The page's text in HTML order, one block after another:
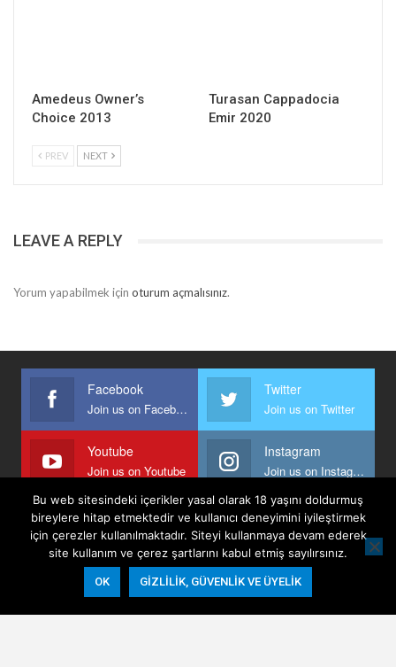
Amedeus Owner’s
Choice 2013
Turasan Cappadocia
Emir 2020
PREV NEXT
LEAVE A REPLY
Yorum yapabilmek için oturum açmalısınız.
Facebook
Join us on Facebook
Twitter
Join us on Twitter
Youtube
Join us on Youtube
Instagram
Join us on Instagram
Anasayfa Keyfi Yazanlar İletişim
Şartlar Ve Koşullar
Gizlilik, Güvenlik Ve Üyelik Politikası
Bu web sitesindeki içerikler yasal olarak 18 yaşını doldurmuş
bireylere hitap etmektedir ve kullanıcı deneyimini iyileştirmek
için çerezler kullanılmaktadır. Siteyi kullanmaya devam ederek
site kullanım ve çerez şartlarını kabul etmiş sayılırsınız.
OK GIZLILIK, GÜVENLIK VE ÜYELIK